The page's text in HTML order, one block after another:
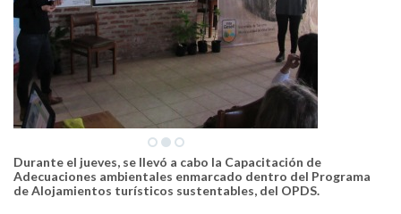
Durante el jueves, se llevó a cabo la Capacitación de
Adecuaciones ambientales enmarcado dentro del Programa
de Alojamientos turísticos sustentables, del OPDS.